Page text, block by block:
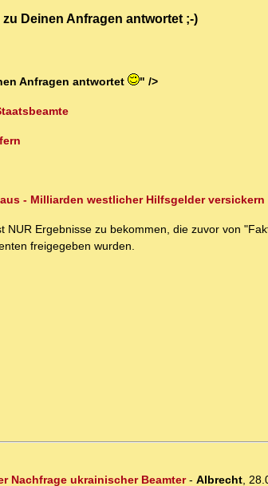
Deinen Anfragen antwortet ;-)
Anfragen antwortet " />
- Milliarden westlicher Hilfsgelder versickern
Ergebnisse zu bekommen, die zuvor von
freigegeben wurden.
Nachfrage ukrainischer Beamter- Albrecht,